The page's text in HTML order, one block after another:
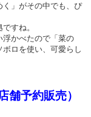
く」がその中でも、ぴ
すね。
浮かべたので「菜の
ロを使い、可愛らし
予約販売）